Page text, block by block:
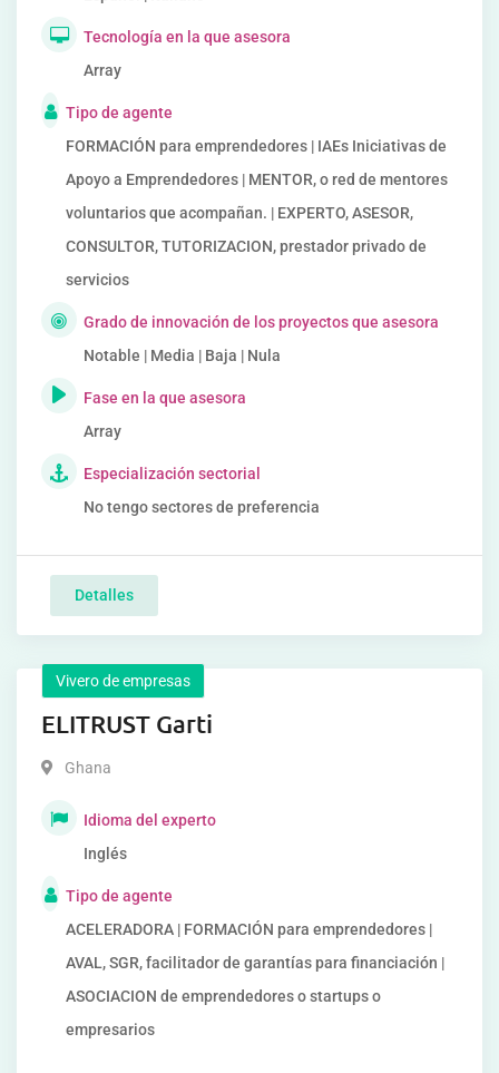
Tecnología en la que asesora
Array
Tipo de agente
FORMACIÓN para emprendedores | IAEs Iniciativas de
Apoyo a Emprendedores | MENTOR, o red de mentores
voluntarios que acompañan. | EXPERTO, ASESOR,
CONSULTOR, TUTORIZACION, prestador privado de
servicios
Grado de innovación de los proyectos que asesora
Notable | Media | Baja | Nula
Fase en la que asesora
Array
Especialización sectorial
No tengo sectores de preferencia
Detalles
Vivero de empresas
ELITRUST Garti
Ghana
Idioma del experto
Inglés
Tipo de agente
ACELERADORA | FORMACIÓN para emprendedores |
AVAL, SGR, facilitador de garantías para financiación |
ASOCIACION de emprendedores o startups o
empresarios